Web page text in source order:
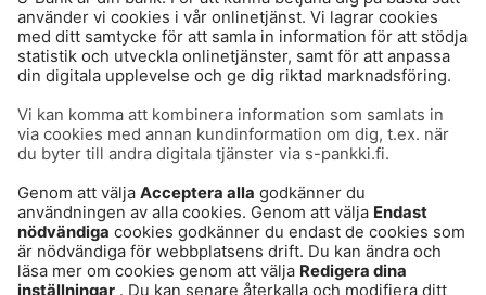
Användarvillkor
Dataskydd
Cookies
Tillgänglighetsutlåtande